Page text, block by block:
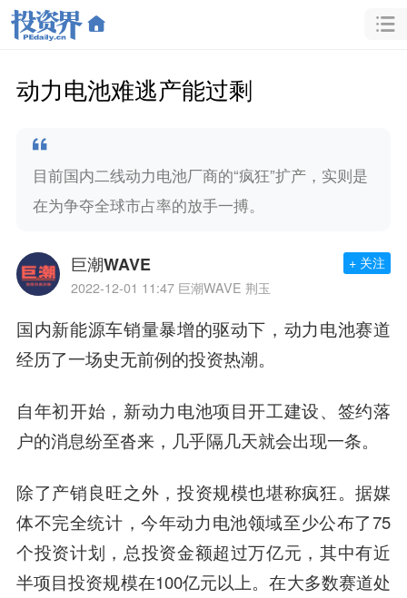
动力电池难逃产能过剩
目前国内二线动力电池厂商的“疯狂”扩产，实则是
在为争夺全球市占率的放手一搏。
巨潮WAVE
2022-12-01 11:47 巨潮WAVE 荆玉
+ 关注
国内新能源车销量暴增的驱动下，动力电池赛道
经历了一场史无前例的投资热潮。
自年初开始，新动力电池项目开工建设、签约落
户的消息纷至沓来，几乎隔几天就会出现一条。
除了产销良旺之外，投资规模也堪称疯狂。据媒
体不完全统计，今年动力电池领域至少公布了75
个投资计划， 总投资金额超过万亿元，其中有近
半项目投资规模在100亿元以上。在大多数赛道处